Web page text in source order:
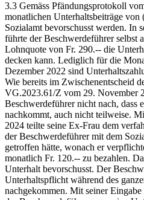
3.3 Gemäss Pfändungsprotokoll
monatlichen Unterhaltsbeiträge von
Sozialamt bevorschusst werden. In
führte der Beschwerdeführer selbst
Lohnquote von Fr. 290.-- die
decken kann. Lediglich für die
Dezember 2022 sind
Wie bereits im Zwischenentscheid
VG.2023.61/Z vom 29. November
Beschwerdeführer nicht nach, dass
nachkommt, auch nicht teilweise.
2024 teilte seine Ex-Frau dem
der Beschwerdeführer mit dem
getroffen hätte, wonach er
monatlich Fr. 120.-- zu bezahlen.
Unterhalt bevorschusst. Der
Unterhaltspflicht während des
nachgekommen. Mit seiner